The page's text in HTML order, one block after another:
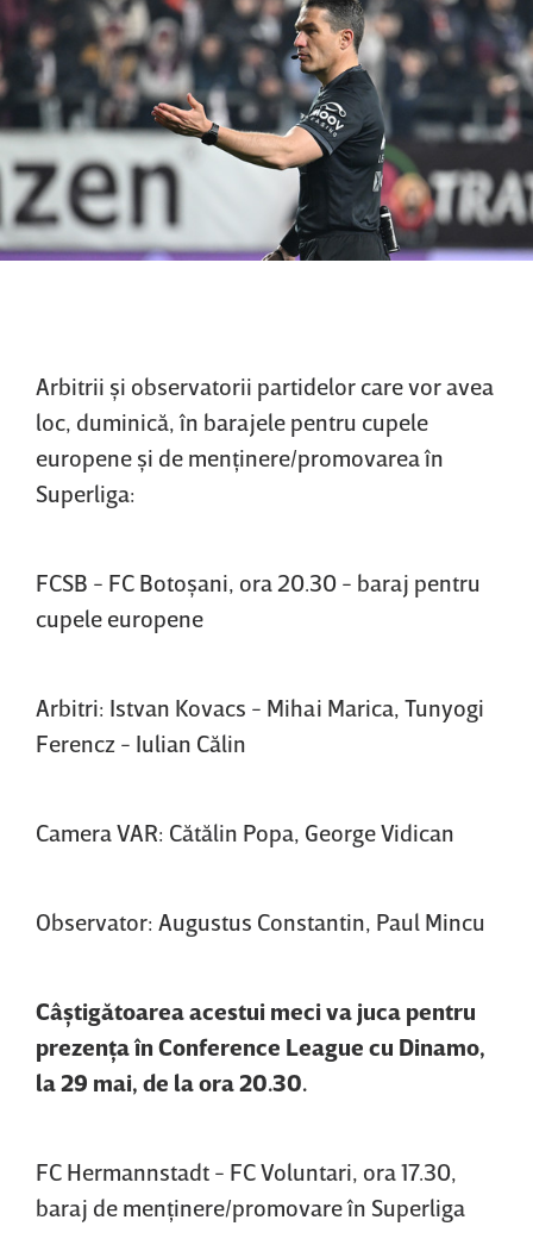
Arbitrii şi observatorii partidelor care vor avea
loc, duminică, în barajele pentru cupele
europene şi de menţinere/promovarea în
Superliga:
FCSB - FC Botoşani, ora 20.30 - baraj pentru
cupele europene
Arbitri: Istvan Kovacs - Mihai Marica, Tunyogi
Ferencz - Iulian Călin
Camera VAR: Cătălin Popa, George Vidican
Observator: Augustus Constantin, Paul Mincu
Câştigătoarea acestui meci va juca pentru
prezenţa în Conference League cu Dinamo,
la 29 mai, de la ora 20.30.
FC Hermannstadt - FC Voluntari, ora 17.30,
baraj de menţinere/promovare în Superliga